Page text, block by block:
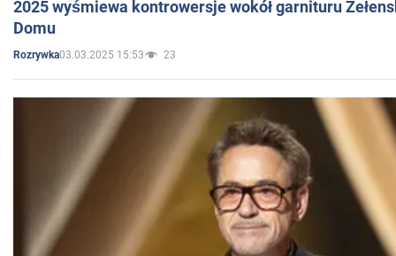
2025 wyśmiewa kontrowersje wokół garnituru
Domu
Rozrywka03.03.2025 15:53 23